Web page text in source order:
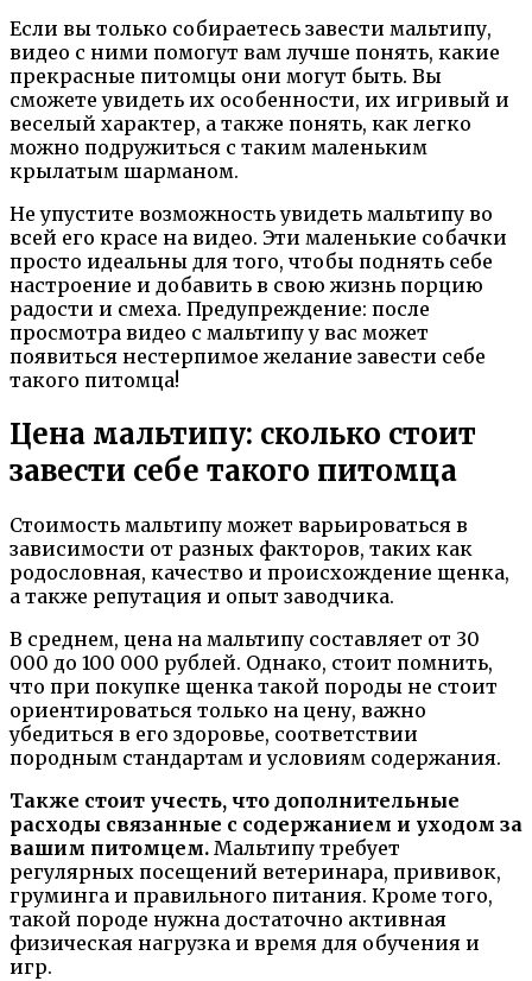
Если вы только собираетесь завести мальтипу,
видео с ними помогут вам лучше понять, какие
прекрасные питомцы они могут быть. Вы
сможете увидеть их особенности, их игривый и
веселый характер, а также понять, как легко
можно подружиться с таким маленьким
крылатым шарманом.
Не упустите возможность увидеть мальтипу во
всей его красе на видео. Эти маленькие собачки
просто идеальны для того, чтобы поднять себе
настроение и добавить в свою жизнь порцию
радости и смеха. Предупреждение: после
просмотра видео с мальтипу у вас может
появиться нестерпимое желание завести себе
такого питомца!
Цена мальтипу: сколько стоит
завести себе такого питомца
Стоимость мальтипу может варьироваться в
зависимости от разных факторов, таких как
родословная, качество и происхождение щенка,
а также репутация и опыт заводчика.
В среднем, цена на мальтипу составляет от 30
000 до 100 000 рублей. Однако, стоит помнить,
что при покупке щенка такой породы не стоит
ориентироваться только на цену, важно
убедиться в его здоровье, соответствии
породным стандартам и условиям содержания.
Также стоит учесть, что дополнительные
расходы связанные с содержанием и уходом за
вашим питомцем. Мальтипу требует
регулярных посещений ветеринара, прививок,
груминга и правильного питания. Кроме того,
такой породе нужна достаточно активная
физическая нагрузка и время для обучения и
игр.